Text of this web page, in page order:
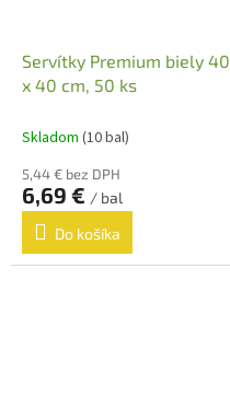
Servítky Premium biely 40
x 40 cm, 50 ks
Skladom (10 bal)
5,44 € bez DPH
6,69 € / bal
Do košíka